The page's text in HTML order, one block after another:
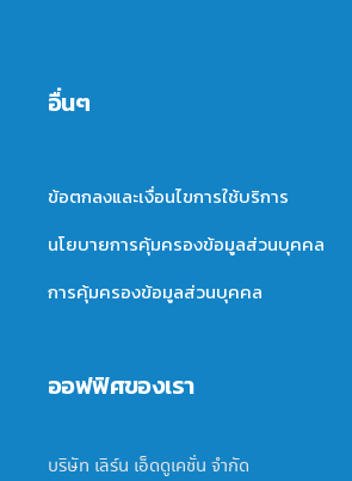
อื่นๆ
ข้อตกลงและเงื่อนไขการใช้บริการ
นโยบายการคุ้มครองข้อมูลส่วนบุคคล
การคุ้มครองข้อมูลส่วนบุคคล
ออฟฟิศของเรา
บริษัท เลิร์น เอ็ดดูเคชั่น จำกัด